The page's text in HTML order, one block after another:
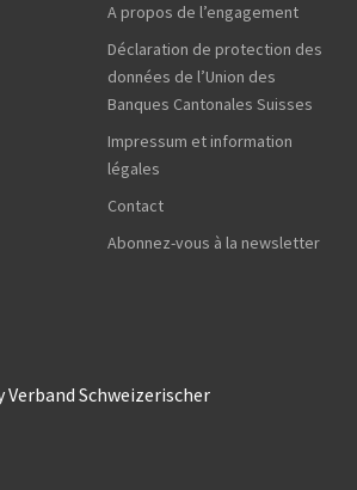
A propos de l’engagement
Déclaration de protection des
données de l’Union des
Banques Cantonales Suisses
Impressum et information
légales
Contact
Abonnez-vous à la newsletter
Schweizerischer